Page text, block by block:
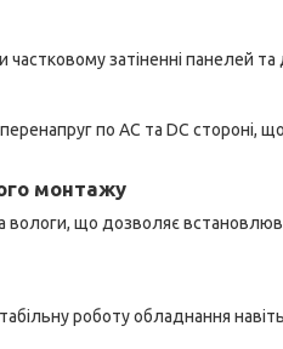
частковому затіненні панелей
по AC та DC
монтажу
вологи, що дозволяє
роботу обладнання